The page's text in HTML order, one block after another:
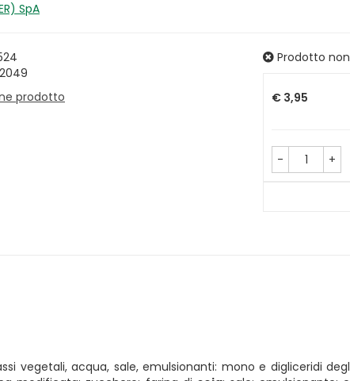
SpA
prodotto
Prodotto
€ 3,95
- +
vegetali, acqua, sale, emulsionanti: mono e digliceridi